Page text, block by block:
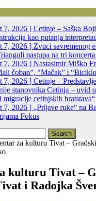
7, 2026 ] Cetinje – Saška
kao putanja
7, 2026 ] Zvuci savremenog
nastupa na tri
7, 2026 ] Nastasimir Miško
čoban”, “Mačak” i
7, 2026 ] Cetinje –
stanovnika Cetinja – uvid u
migracije cetinjskih bratstava“
7, 2026 ] „Prljave ruke“ na
Fokus
za kulturu Tivat –
kulturu Tivat –
i Radojka